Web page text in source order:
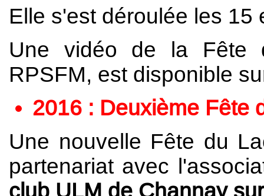
Elle s'est déroulée les 15
Une vidéo de la Fête
RPSFM, est disponible
2016 : Deuxième Fête
Une nouvelle Fête du
partenariat avec
club ULM de Channay